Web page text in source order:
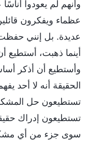
وأنهم لم يعودوا
عظماء ويفكرون
عديدة. بل إنني
أينما ذهبت، أستطيع
وأستطيع أن أذكر
الحقيقة أنه لا أحد
تستطيعون حل
تستطيعون إدراك
سوى جزء من أي